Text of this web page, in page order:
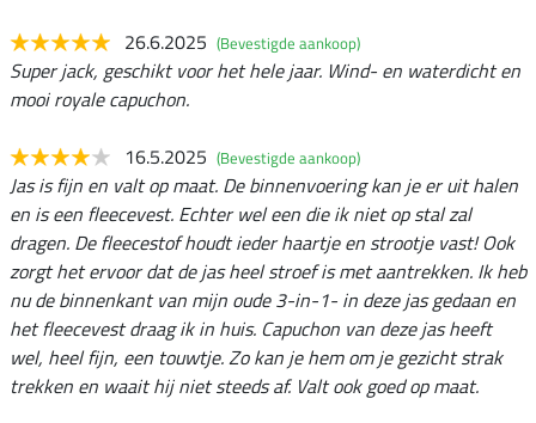
26.6.2025 (Bevestigde aankoop)
Super jack, geschikt voor het hele jaar. Wind- en waterdicht en
mooi royale capuchon.
16.5.2025 (Bevestigde aankoop)
Jas is fijn en valt op maat. De binnenvoering kan je er uit halen
en is een fleecevest. Echter wel een die ik niet op stal zal
dragen. De fleecestof houdt ieder haartje en strootje vast! Ook
zorgt het ervoor dat de jas heel stroef is met aantrekken. Ik heb
nu de binnenkant van mijn oude 3-in-1- in deze jas gedaan en
het fleecevest draag ik in huis. Capuchon van deze jas heeft
wel, heel fijn, een touwtje. Zo kan je hem om je gezicht strak
trekken en waait hij niet steeds af. Valt ook goed op maat.